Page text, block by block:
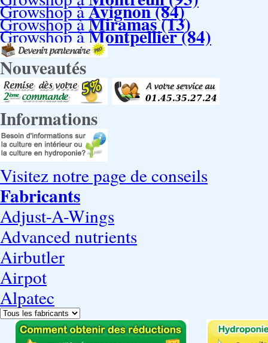
Growshop àAvignon (84)
Growshop àMiramas (13)
Growshop àMontpellier (84)
Nouveautés
Informations
Visitez notre page de conseils
Fabricants
Adjust-A-Wings
Advanced nutrients
Airbutler
Airpot
Alpatec